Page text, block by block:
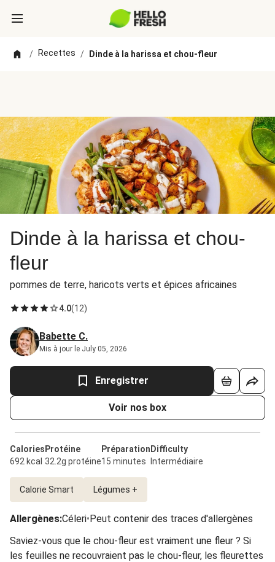
/ Recettes / Dinde à la harissa et chou-fleur
Dinde à la harissa et chou-
fleur
pommes de terre, haricots verts et épices africaines
4.0(12)
Babette C.
Mis à jour le July 05, 2026
Enregistrer
Voir nos box
Calories
692 kcal
Protéine
32.2g protéine
Préparation
15 minutes
Difficulty
Intermédiaire
Calorie Smart Légumes +
Allergènes:Céleri•Peut contenir des traces d'allergènes
Saviez-vous que le chou-fleur est vraiment une fleur ? Si
les feuilles ne recouvraient pas le chou-fleur, les fleurettes